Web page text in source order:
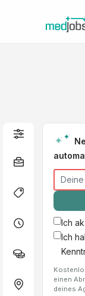
Ich
Ich
einen
deines